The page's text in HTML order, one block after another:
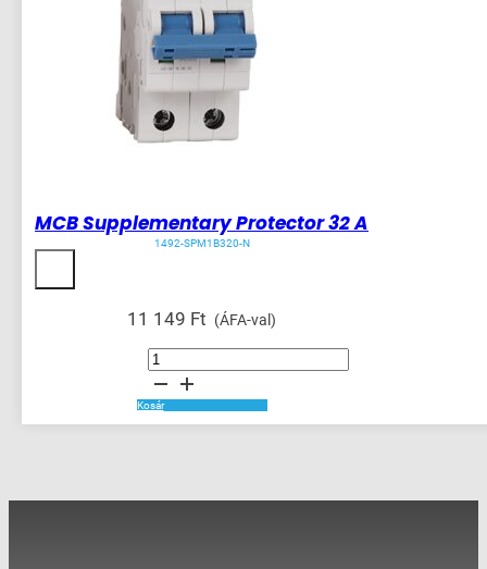
MCB Supplementary Protector 32 A
1492-SPM1B320-N
11 149 Ft (ÁFA-val)
MCB
Supplementary
Protector
32
A
mennyiség
Kosár